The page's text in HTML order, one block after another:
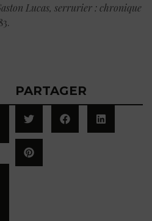
Lucas, serrurier : chronique
PARTAGER